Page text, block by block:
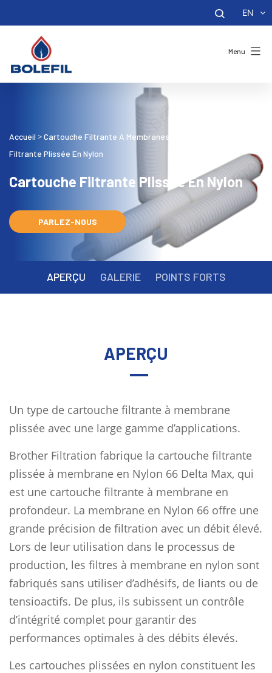
EN
Menu
Accueil >Cartouche Filtrante À Membranes Plissées
Filtrante Plissée En Nylon
Cartouche Filtrante Plissée En Nylon
PARLEZ-NOUS
APERÇU GALERIE POINTS FORTS
APERÇU
Un type de cartouche filtrante à membrane
plissée avec une large gamme d’applications.
Brother Filtration fabrique la cartouche filtrante
plissée à membrane en Nylon 66 Delta Max, qui
est une cartouche filtrante à membrane en
profondeur. La membrane en Nylon 66 offre une
grande précision de filtration avec un débit élevé.
Lors de leur utilisation dans le processus de
production, les filtres à membrane en nylon sont
fabriqués sans utiliser d’adhésifs, de liants ou de
tensioactifs. De plus, ils subissent un contrôle
d’intégrité complet pour garantir des
performances optimales à des débits élevés.
Les cartouches plissées en nylon constituent les